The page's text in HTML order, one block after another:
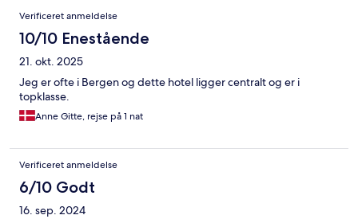
Verificeret anmeldelse
10/10 Enestående
21. okt. 2025
Jeg er ofte i Bergen og dette hotel ligger centralt og er i
topklasse.
Anne Gitte, rejse på 1 nat
Verificeret anmeldelse
6/10 Godt
16. sep. 2024